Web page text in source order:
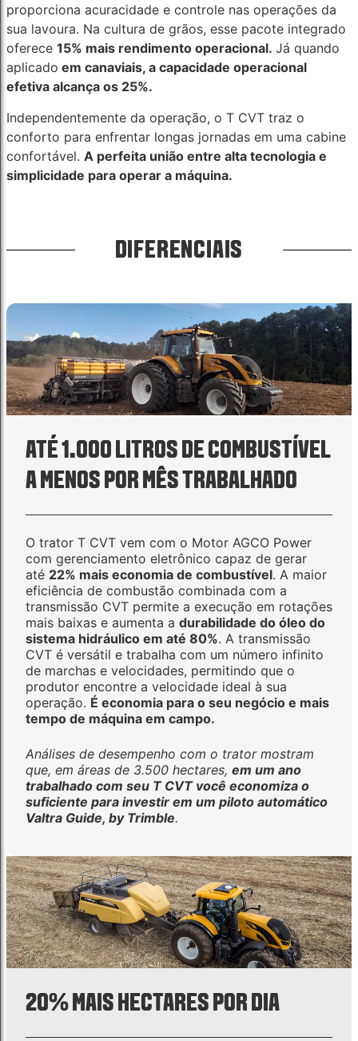
proporciona acuracidade e controle nas operações da
sua lavoura. Na cultura de grãos, esse pacote integrado
oferece 15% mais rendimento operacional. Já quando
aplicado em canaviais, a capacidade operacional
efetiva alcança os 25%.
Independentemente da operação, o T CVT traz o
conforto para enfrentar longas jornadas em uma cabine
confortável. A perfeita união entre alta tecnologia e
simplicidade para operar a máquina.
DIFERENCIAIS
ATÉ 1.000 LITROS DE COMBUSTÍVEL
A MENOS POR MÊS TRABALHADO
O trator T CVT vem com o Motor AGCO Power
com gerenciamento eletrônico capaz de gerar
até 22% mais economia de combustível. A maior
eficiência de combustão combinada com a
transmissão CVT permite a execução em rotações
mais baixas e aumenta a durabilidade do óleo do
sistema hidráulico em até 80%. A transmissão
CVT é versátil e trabalha com um número infinito
de marchas e velocidades, permitindo que o
produtor encontre a velocidade ideal à sua
operação. É economia para o seu negócio e mais
tempo de máquina em campo.
Análises de desempenho com o trator mostram
que, em áreas de 3.500 hectares, em um ano
trabalhado com seu T CVT você economiza o
suficiente para investir em um piloto automático
Valtra Guide, by Trimble.
20% MAIS HECTARES POR DIA